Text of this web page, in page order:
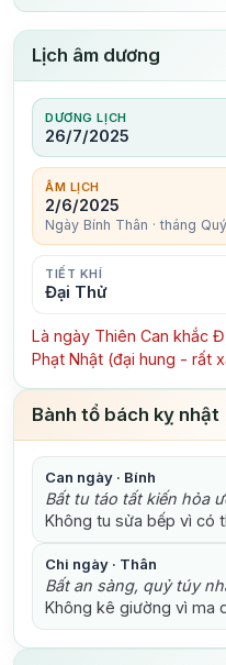
Lịch âm dương
DƯƠNG LỊCH
26/7/2025
ÂM LỊCH
2/6/2025
Ngày Bính Thân · tháng
TIẾT KHÍ
Đại Thử
Là ngày Thiên Can khắc
Phạt Nhật (đại hung - rất
Bành tổ bách kỵ nhật
Can ngày · Bính
Bất tu táo tất kiến hỏa
Không tu sửa bếp vì có
Chi ngày · Thân
Bất an sàng, quỷ túy
Không kê giường vì ma